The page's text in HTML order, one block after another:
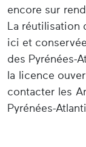
encore sur
La réutilisation
ici et
des Pyrénées-
la licence
contacter les
Pyrénées-